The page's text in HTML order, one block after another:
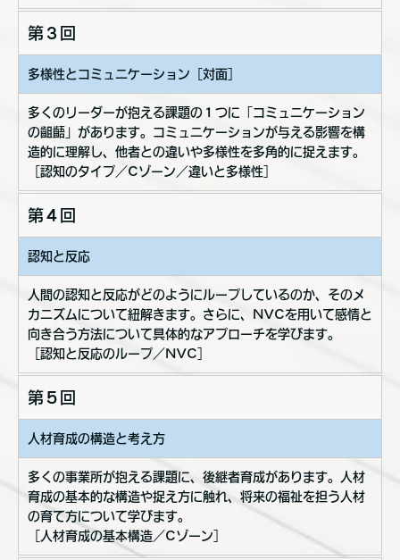
第３回
多様性とコミュニケーション［対面］
多くのリーダーが抱える課題の１つに「コミュニケーション
の齟齬」があります。コミュニケーションが与える影響を構
造的に理解し、他者との違いや多様性を多角的に捉えます。
［認知のタイプ／Cゾーン／違いと多様性］
第４回
認知と反応
人間の認知と反応がどのようにループしているのか、そのメ
カニズムについて紐解きます。さらに、NVCを用いて感情と
向き合う方法について具体的なアプローチを学びます。
［認知と反応のループ／NVC］
第５回
人材育成の構造と考え方
多くの事業所が抱える課題に、後継者育成があります。人材
育成の基本的な構造や捉え方に触れ、将来の福祉を担う人材
の育て方について学びます。
［人材育成の基本構造／Cゾーン］